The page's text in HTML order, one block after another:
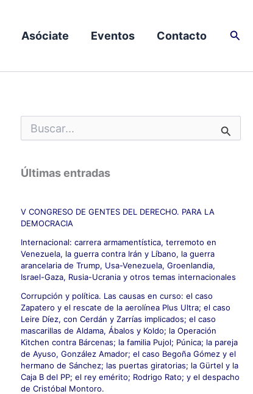
Asóciate Eventos Contacto
u
c
a
o
r
:
Últimas entradas
V CONGRESO DE GENTES DEL DERECHO. PARA LA
DEMOCRACIA
Internacional: carrera armamentística, terremoto en
Venezuela, la guerra contra Irán y Líbano, la guerra
arancelaria de Trump, Usa-Venezuela, Groenlandia,
Israel-Gaza, Rusia-Ucrania y otros temas internacionales
Corrupción y política. Las causas en curso: el caso
Zapatero y el rescate de la aerolínea Plus Ultra; el caso
Leire Díez, con Cerdán y Zarrías implicados; el caso
mascarillas de Aldama, Ábalos y Koldo; la Operación
Kitchen contra Bárcenas; la familia Pujol; Púnica; la pareja
de Ayuso, González Amador; el caso Begoña Gómez y el
hermano de Sánchez; las puertas giratorias; la Gürtel y la
Caja B del PP; el rey emérito; Rodrigo Rato; y el despacho
de Cristóbal Montoro.